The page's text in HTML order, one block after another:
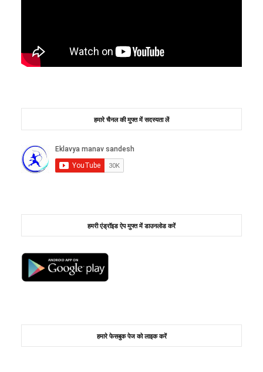
हमारे चैनल की मुफ्त में सदस्यता लें
हमरी एंड्रॉइड ऐप मुफ्त में डाउनलोड करें
हमारे फेसबुक पेज को लाइक करें